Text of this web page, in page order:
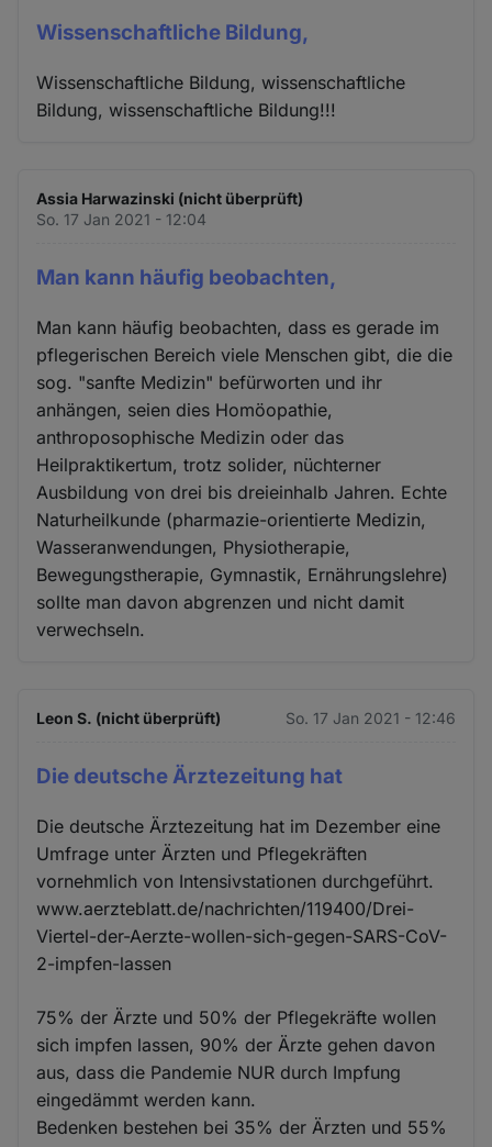
Wissenschaftliche Bildung,
Wissenschaftliche Bildung, wissenschaftliche
Bildung, wissenschaftliche Bildung!!!
Assia Harwazinski (nicht überprüft)
So. 17 Jan 2021 - 12:04
Man kann häufig beobachten,
Man kann häufig beobachten, dass es gerade im
pflegerischen Bereich viele Menschen gibt, die die
sog. "sanfte Medizin" befürworten und ihr
anhängen, seien dies Homöopathie,
anthroposophische Medizin oder das
Heilpraktikertum, trotz solider, nüchterner
Ausbildung von drei bis dreieinhalb Jahren. Echte
Naturheilkunde (pharmazie-orientierte Medizin,
Wasseranwendungen, Physiotherapie,
Bewegungstherapie, Gymnastik, Ernährungslehre)
sollte man davon abgrenzen und nicht damit
verwechseln.
Leon S. (nicht überprüft) So. 17 Jan 2021 - 12:46
Die deutsche Ärztezeitung hat
Die deutsche Ärztezeitung hat im Dezember eine
Umfrage unter Ärzten und Pflegekräften
vornehmlich von Intensivstationen durchgeführt.
www.aerzteblatt.de/nachrichten/119400/Drei-
Viertel-der-Aerzte-wollen-sich-gegen-SARS-CoV-
2-impfen-lassen
75% der Ärzte und 50% der Pflegekräfte wollen
sich impfen lassen, 90% der Ärzte gehen davon
aus, dass die Pandemie NUR durch Impfung
eingedämmt werden kann.
Bedenken bestehen bei 35% der Ärzten und 55%